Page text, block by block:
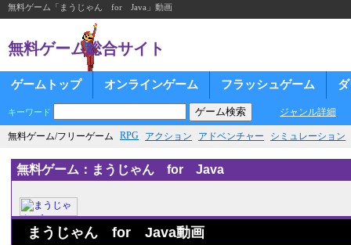
無料ゲーム「まうじゃん for Java」動画
無料ゲーム総合サイト
ゲームトップ オンラインゲーム フラッシュゲーム
キーワード ジャンル詳細
無料ゲーム/フリーゲーム RPG アクション アドベンチャー シミュレーション
無料ゲーム：まうじゃん for Java
まうじゃん for Java動画